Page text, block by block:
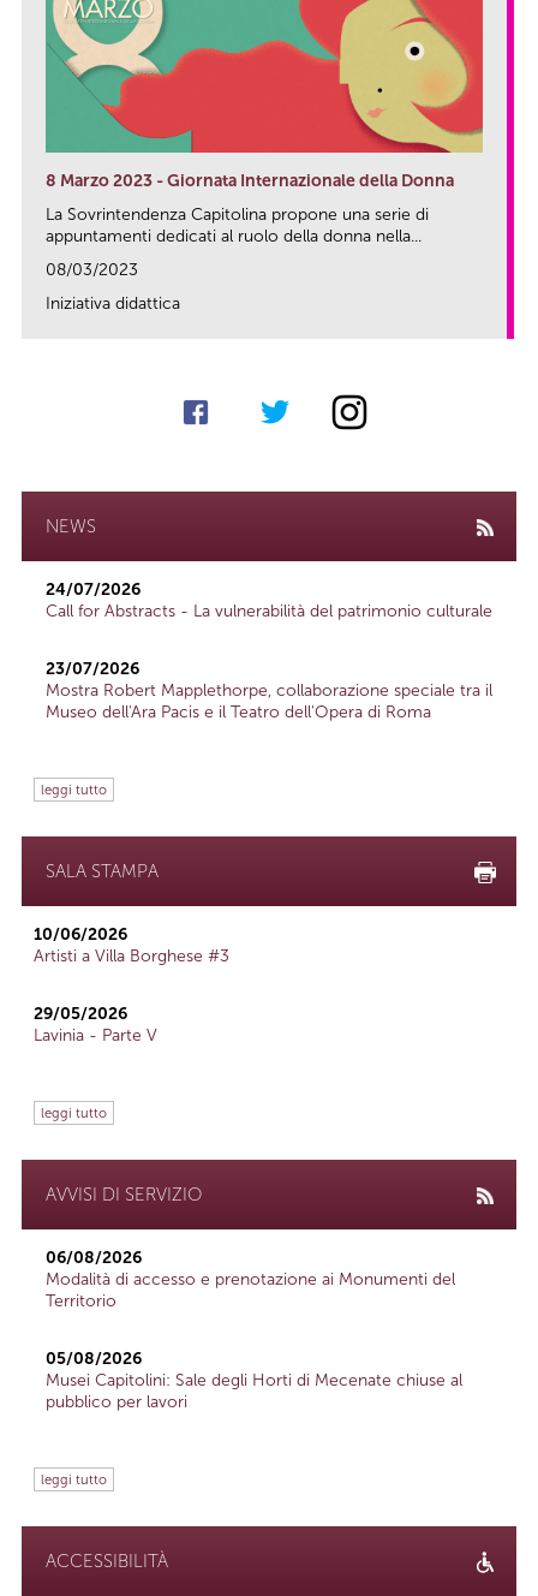
8 Marzo 2023 - Giornata Internazionale della Donna
La Sovrintendenza Capitolina propone una serie di
appuntamenti dedicati al ruolo della donna nella...
08/03/2023
Iniziativa didattica
NEWS
24/07/2026
Call for Abstracts - La vulnerabilità del patrimonio culturale
23/07/2026
Mostra Robert Mapplethorpe, collaborazione speciale tra il
Museo dell'Ara Pacis e il Teatro dell'Opera di Roma
leggi tutto
SALA STAMPA
10/06/2026
Artisti a Villa Borghese #3
29/05/2026
Lavinia - Parte V
leggi tutto
AVVISI DI SERVIZIO
06/08/2026
Modalità di accesso e prenotazione ai Monumenti del
Territorio
05/08/2026
Musei Capitolini: Sale degli Horti di Mecenate chiuse al
pubblico per lavori
leggi tutto
ACCESSIBILITÀ